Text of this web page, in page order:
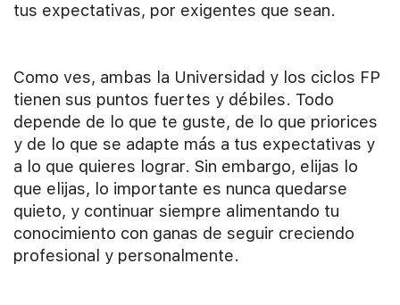
tus expectativas, por exigentes que sean.
Como ves, ambas la Universidad y los ciclos FP
tienen sus puntos fuertes y débiles. Todo
depende de lo que te guste, de lo que priorices
y de lo que se adapte más a tus expectativas y
a lo que quieres lograr. Sin embargo, elijas lo
que elijas, lo importante es nunca quedarse
quieto, y continuar siempre alimentando tu
conocimiento con ganas de seguir creciendo
profesional y personalmente.